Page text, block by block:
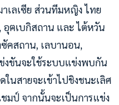
เลเซีย ส่วนทีมหญิง ไทย
อุฅเบกิสถาน และ ไต้หวัน
คสถาน, เลบานอน,
งขันจะใช้ระบบแข่งพบกัน
นสายจะเข้าไปชิงชนะเลิศ
มป์​ จากนั้นจะเป็นการแข่ง